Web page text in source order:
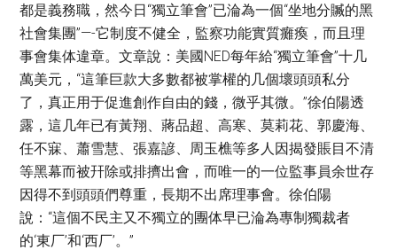
都是義務職，然今日“獨立筆會”已淪為一個“坐地分贓的黑
社會集團”—-它制度不健全，監察功能實質癱瘓，而且理
事會集体違章。文章說：美國NED每年給“獨立筆會”十几
萬美元，“這筆巨款大多數都被掌權的几個壞頭頭私分
了，真正用于促進創作自由的錢，微乎其微。”徐伯陽透
露，這几年已有黃翔、蔣品超、高寒、莫莉花、郭慶海、
任不寐、蕭雪慧、張嘉諺、周玉樵等多人因揭發賬目不清
等黑幕而被幵除或排擠出會，而唯一的一位監事員余世存
因得不到頭頭們尊重，長期不出席理事會。徐伯陽
說：“這個不民主又不獨立的團体早已淪為專制獨裁者
的‘東厂’和‘西厂’。”